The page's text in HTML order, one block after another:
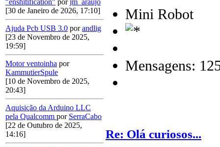
"enshitification" porjm_araujo
[30 de Janeiro de 2026, 17:10]
Ajuda Pcb USB 3.0 porandlig
[23 de Novembro de 2025,
19:59]
Motor ventoinha por
KammutierSpule
[10 de Novembro de 2025,
20:43]
Aquisição da Arduino LLC
pela Qualcomm por SerraCabo
[22 de Outubro de 2025,
14:16]
Mini Robot
Mensagens:
Re: Olá curiosos...